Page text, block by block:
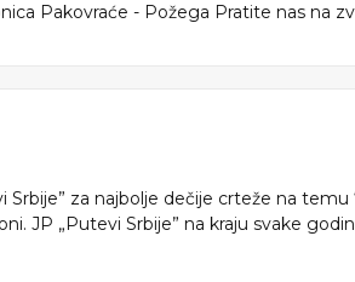
Pakovraće - Požega Pratite nas na
za najbolje dečije crteže na temu
JP „Putevi Srbije” na kraju svake